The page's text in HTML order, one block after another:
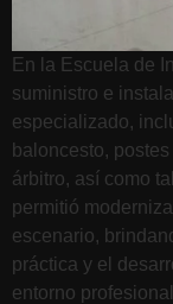
En la Escuela de
suministro e
especializado,
baloncesto,
árbitro, así como
permitió
escenario,
práctica y el
entorno